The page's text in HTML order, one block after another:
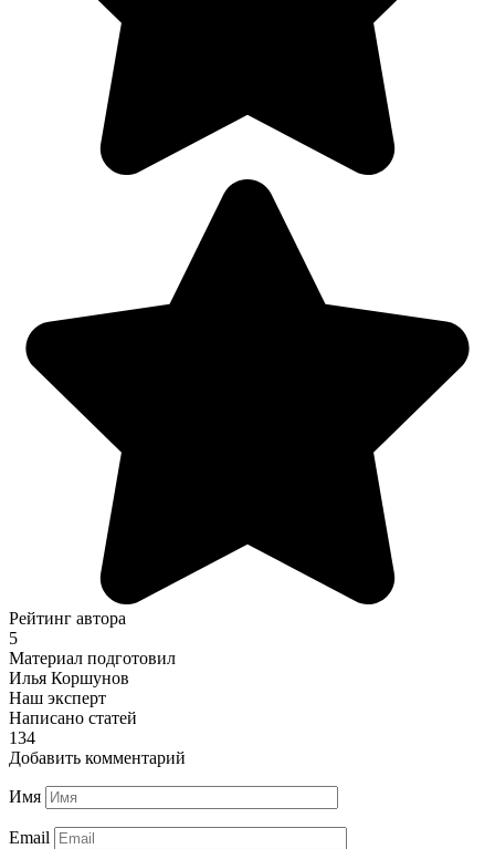
Рейтинг автора
5
Материал подготовил
Илья Коршунов
Наш эксперт
Написано статей
134
Добавить комментарий
Имя
Email